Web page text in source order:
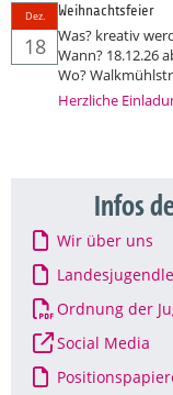
Dez.
18
Weihnachtsfeier
Was? kreativ
Wann? 18.12.26
Wo?
Herzliche
Infos
Wir über uns
Ordnung der
Social Media